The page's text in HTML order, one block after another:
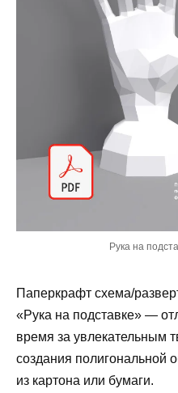
Рука на
Паперкрафт схема/
«Рука на подставке» —
время за увлекательным
создания полигональной
из картона или бумаги.